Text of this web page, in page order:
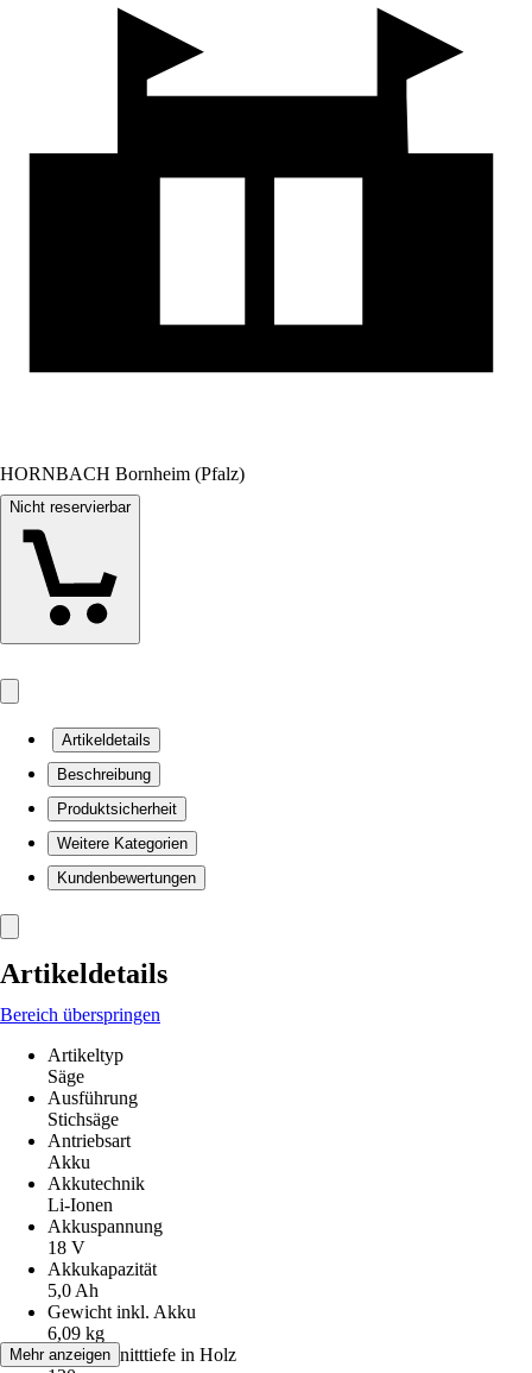
HORNBACH Bornheim (Pfalz)
Nicht reservierbar
Artikeldetails
Beschreibung
Produktsicherheit
Weitere Kategorien
Kundenbewertungen
Artikeldetails
Bereich überspringen
Artikeltyp
Säge
Ausführung
Stichsäge
Antriebsart
Akku
Akkutechnik
Li-Ionen
Akkuspannung
18 V
Akkukapazität
5,0 Ah
Gewicht inkl. Akku
6,09 kg
Max. Schnitttiefe in Holz
Mehr anzeigen